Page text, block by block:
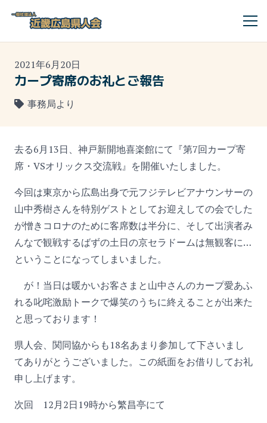
2021年6月20日
カープ寄席のお礼とご報告
事務局より
去る6月13日、神戸新開地喜楽館にて『第7回カープ寄
席・VSオリックス交流戦』を開催いたしました。
今回は東京から広島出身で元フジテレビアナウンサーの
山中秀樹さんを特別ゲストとしてお迎えしての会でした
が憎きコロナのために客席数は半分に、そして出演者み
んなで観戦するばずの土日の京セラドームは無観客に…
ということになってしまいました。
が！当日は暖かいお客さまと山中さんのカープ愛あふ
れる叱咤激励トークで爆笑のうちに終えることが出来た
と思っております！
県人会、関同協からも18名あまり参加して下さいまし
てありがとうございました。この紙面をお借りしてお礼
申し上げます。
次回 12月2日19時から繁昌亭にて